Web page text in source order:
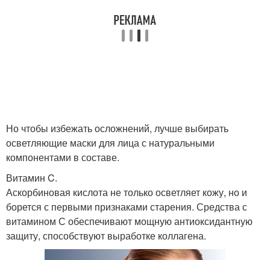
Но чтобы избежать осложнений, лучше выбирать
осветляющие маски для лица с натуральными
компонентами в составе.
Витамин C.
Аскорбиновая кислота не только осветляет кожу, но и
борется с первыми признаками старения. Средства с
витамином С обеспечивают мощную антиоксидантную
защиту, способствуют выработке коллагена.